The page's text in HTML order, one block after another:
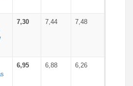
7,30 7,44 7,48
6,95 6,88 6,26